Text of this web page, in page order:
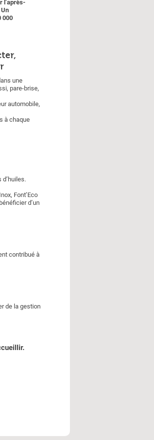
l’après-
000
une
pare-brise,
automobile,
à chaque
Font’Eco
d’un
contribué à
de la gestion